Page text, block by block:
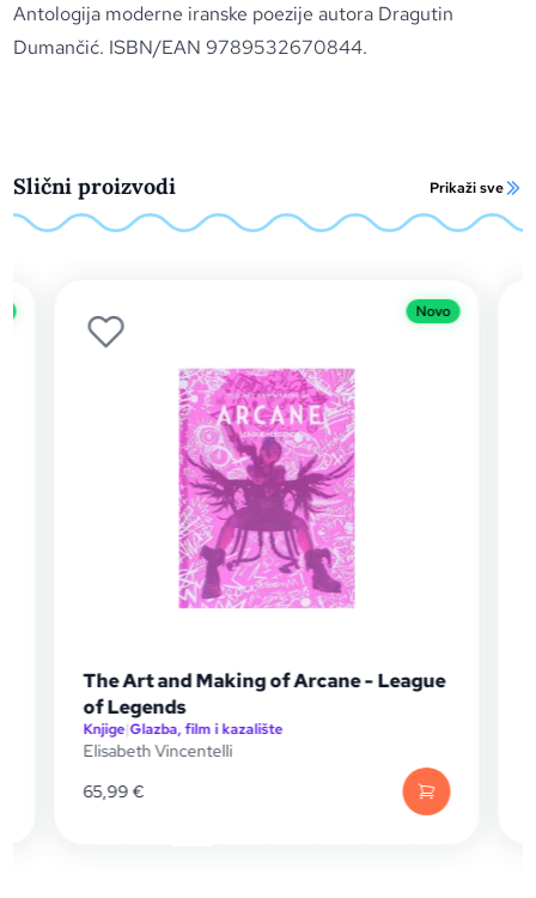
Antologija moderne iranske poezije autora Dragutin
Dumančić. ISBN/EAN 9789532670844.
Slični proizvodi Prikaži sve
Novo
The Art and Making of Arcane - League
of Legends
Knjige|Glazba, film i kazalište
Elisabeth Vincentelli
65,99€